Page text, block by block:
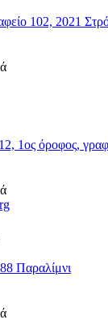
102, 2021
1ος όροφος,
Παραλίμνι